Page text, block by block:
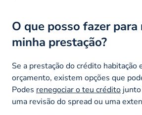
O que posso fazer para
minha prestação?
Se a prestação do crédito habitação
orçamento, existem opções que
Podes renegociar o teu crédito
uma revisão do spreadou uma